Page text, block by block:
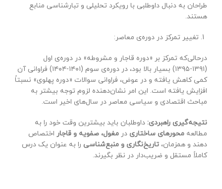
طراحان به دنبال داوطلبی با رویکرد تحلیلی و تبارشناسی منابع
هستند.
تغییر تمرکز در دوره‌ی معاصر:
درحالی‌که تمرکز بر «دوره قاجار و مشروطه» در دوره‌ی اول
(۱۳۹۱-۱۳۹۵) بسیار بالا بود، در دوره‌ی سوم (۱۴۰۱-۱۴۰۴) فراوانی آن
کمی کاهش یافته و در عوض، فراوانی سوالات «دوره پهلوی» نسبتاً
افزایش یافته است. این امر نشان‌دهنده لزوم توجه بیشتر به
مباحث اقتصادی و سیاسی معاصر در سال‌های اخیر است.
نتیجه‌گیری راهبردی: داوطلبان باید بیشترین وقت خود را به
مطالعه محورهای ساختاری در مغول، صفویه و قاجار اختصاص
دهند و همزمان، تاریخ‌نگاری و منبع‌شناسی را به عنوان یک درس
کاملاً مستقل و ضریب‌دار در نظر بگیرند.